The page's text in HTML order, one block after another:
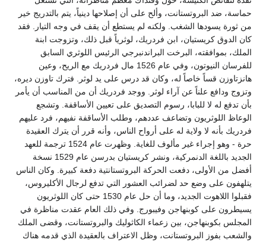
حماسة، ضد البروتستانت، وألح على أن إصلاحها دينياً، يتم بالتدريج خير
من ثورة يسودها الشغب. ولكنه لم يستطع أن يقف في وجه التيار. فقد
كان الدوق كريستيان، ابن فردريك، لوثرياً قبل ذلك، وتزوجت ابنة
الملك، بموافقته، البرخت البراندنبرجي الرئيس اللوثري السابق
للفرسان النيوتون، وفي عام 1526 مال فردريك مع الريح، وعين
هانزتاوزن قساً خاصاً له، وكان قد درس على يد لوثر. فترك تاوزن ديره،
وتزوج ودافع علناً عن آراء لوثر. ووجد فردريك أن من المناسب أن يأمر
بأن تدفع له لا للبابا، رسوم التصديق على تعيين الأساقفة. وتشجع
الوعاظ اللوثريون وتضاعف عددهم، وطلب الأساقفة نفيهم، فرد عليهم
فردريك بأنه لا ولاية له على أرواح الناس، وأنه قرر أن يترك العقيدة
حرة - وهو إجراء غير مألوف للغاية. وظهرت عام 1524 ترجمة للعهد
الجديد باللغة الدنمركية، ونشر كريستيان بدرسن عام 1529 نسخة
أفضل من الأولى، دفعت الحركة البروتستانتية دفعة كبيرة. وكان الناس
يتلهفون على وضع حد لضرائب العشور التي تدفع لرجال الأكليروس،
فقبلوا اللاهوت الجديد، وما أن حل عام 1530 حتى كان اللوثريون
يسيطرون على كوبنهاجن وفيبورج. وفي ذلك العام عقدت مناظرة في
المجلس بكوبنهاجن، بين زعماء الكاثوليك والبروتستانت، وقضى الملك
والشعب بفوز البروتستانت، وظل الاعتراف بالعقيدة الذي قدمه هناك